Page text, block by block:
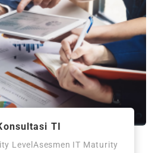
TI
LevelAsesmen IT Maturity